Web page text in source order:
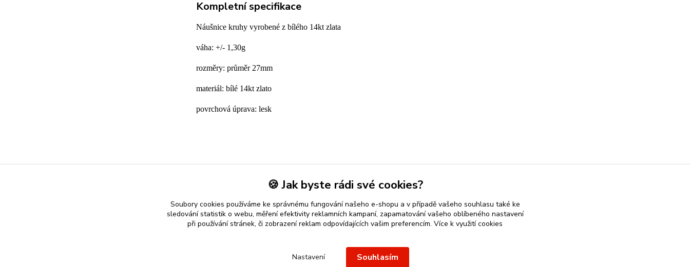
Kompletní specifikace
Náušnice kruhy vyrobené z bílého 14kt zlata
váha: +/- 1,30g
rozměry: průměr 27mm
materiál: bílé 14kt zlato
povrchová úprava: lesk
Zboží zařazeno v kategoriích
ZLATÉ NAUŠNICE Vánoce
nebo řetízek spolehlivý nápad na dárek.
🍪 Jak byste rádi své cookies?
Soubory cookies používáme ke správnému fungování našeho e-shopu a v případě vašeho souhlasu také ke
sledování statistik o webu, měření efektivity reklamních kampaní, zapamatování vašeho oblíbeného nastavení
při používání stránek, či zobrazení reklam odpovídajících vašim preferencím. Více k využití cookies
Nastavení Souhlasím